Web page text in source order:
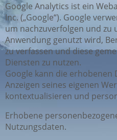
Google Analytics ist ein
Inc. („Google“). Google
um nachzuverfolgen und zu
Anwendung genutzt wird,
zu verfassen und diese
Diensten zu nutzen.
Google kann die erhobenen
Anzeigen seines eigenen
kontextualisieren und
Erhobene
Nutzungsdaten.